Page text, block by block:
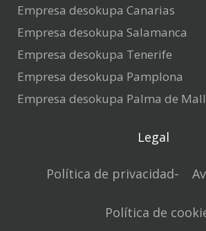
Empresa desokupa Canarias
Empresa desokupa Salamanca
Empresa desokupa Tenerife
Empresa desokupa Pamplona
Empresa desokupa Palma de
Legal
Política de privacidad
Política de